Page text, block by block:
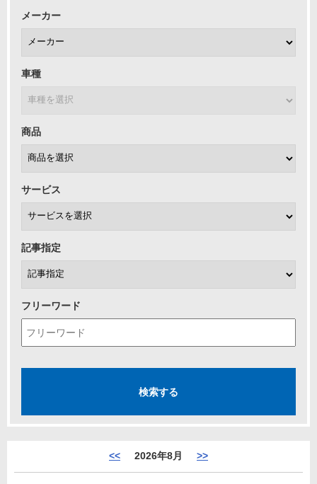
メーカー
車種
商品
サービス
記事指定
フリーワード
<< 2026年8月 >>